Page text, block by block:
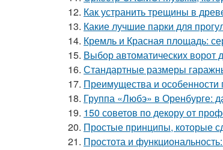
12. Как устранить трещины в
13. Какие лучшие парки для
14. Кремль и Красная площадь:
15. Выбор автоматических ворот
16. Стандартные размеры
17. Преимущества и особенности
18. Группа «Любэ» в Оренбурге:
19. 150 советов по декору от
20. Простые принципы, которые
21. Простота и